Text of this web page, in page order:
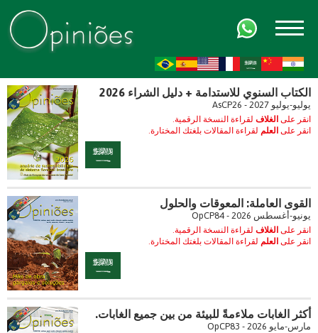
الكتاب السنوي للاستدامة + دليل الشراء 2026
يوليو-يوليو 2027 - AsCP26
انقر على الغلاف لقراءة النسخة الرقمية.
انقر على العلم لقراءة المقالات بلغتك المختارة.
القوى العاملة: المعوقات والحلول
يونيو-أغسطس 2026 - OpCP84
انقر على الغلاف لقراءة النسخة الرقمية.
انقر على العلم لقراءة المقالات بلغتك المختارة.
أكثر الغابات ملاءمةً للبيئة من بين جميع الغابات.
مارس-مايو 2026 - OpCP83